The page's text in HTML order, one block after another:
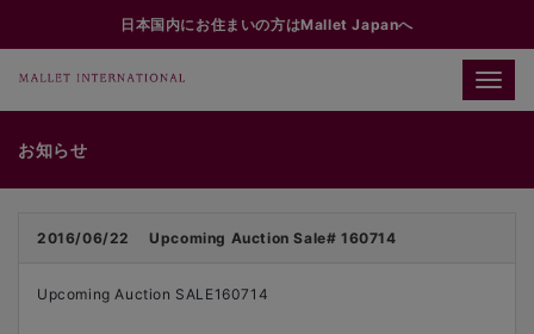
日本国内にお住まいの方はMallet Japanへ
Toggle
お知らせ
2016/06/22 Upcoming Auction Sale# 160714
Upcoming Auction SALE160714